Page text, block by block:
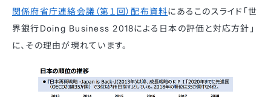
関係府省庁連絡会議（第１回）配布資料にあるこのスライド「世
界銀行Doing Business 2018による日本の評価と対応方針」
に、その理由が現れています。